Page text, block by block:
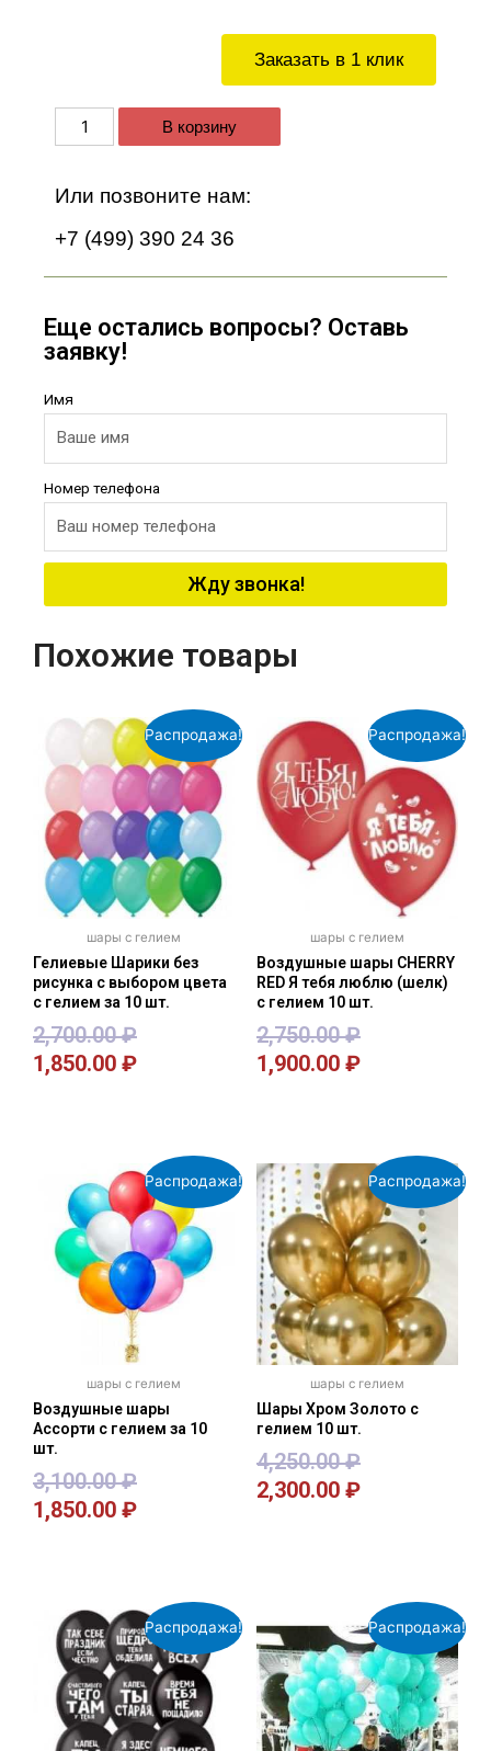
Заказать в 1 клик
В корзину
Или позвоните нам:
+7 (499) 390 24 36
Еще остались вопросы? Оставь
заявку!
Имя
Номер телефона
Жду звонка!
Похожие товары
Распродажа!
шары с гелием
Гелиевые Шарики без
рисунка с выбором цвета
с гелием за 10 шт.
2,700.00₽
1,850.00 ₽
Распродажа!
шары с гелием
Воздушные шары CHERRY
RED Я тебя люблю (шелк)
с гелием 10 шт.
2,750.00₽
1,900.00 ₽
Распродажа!
шары с гелием
Воздушные шары
Ассорти с гелием за 10
шт.
3,100.00₽
1,850.00 ₽
Распродажа!
шары с гелием
Шары Хром Золото с
гелием 10 шт.
4,250.00₽
2,300.00 ₽
Распродажа! Распродажа!